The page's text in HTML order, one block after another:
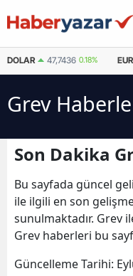
DOLAR 47,7436 0.18%
Grev
Son Dakika
Bu sayfada güncel
ile ilgili en son
sunulmaktadır. Grev
Grev haberleri bu
Güncelleme Tarihi: